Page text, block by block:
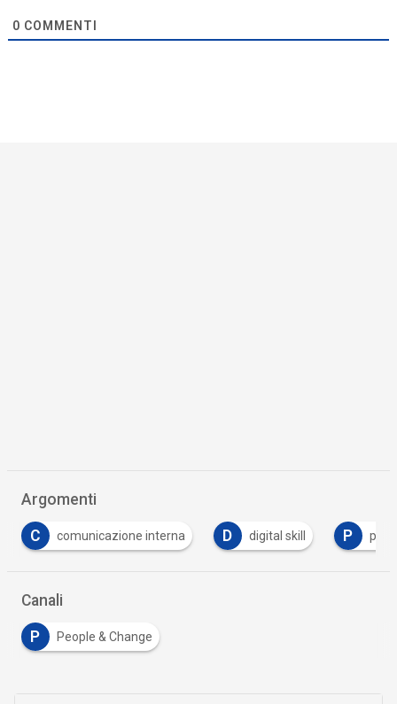
0 COMMENTI
Argomenti
D digital skill P people strategy R recruiting
Canali
P People & Change